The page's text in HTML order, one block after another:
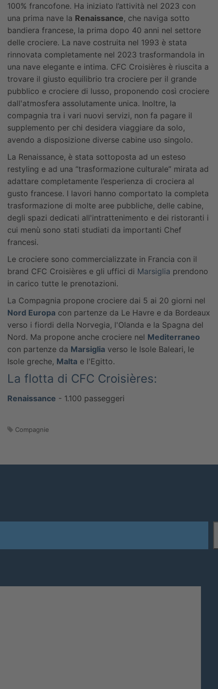
100% francofone. Ha iniziato l’attività nel 2023 con
una prima nave la Renaissance, che naviga sotto
bandiera francese, la prima dopo 40 anni nel settore
delle crociere. La nave costruita nel 1993 è stata
rinnovata completamente nel 2023 trasformandola in
una nave elegante e intima. CFC Croisières è riuscita a
trovare il giusto equilibrio tra crociere per il grande
pubblico e crociere di lusso, proponendo così crociere
dall'atmosfera assolutamente unica. Inoltre, la
compagnia tra i vari nuovi servizi, non fa pagare il
supplemento per chi desidera viaggiare da solo,
avendo a disposizione diverse cabine uso singolo.
La Renaissance, è stata sottoposta ad un esteso
restyling e ad una “trasformazione culturale” mirata ad
adattare completamente l’esperienza di crociera al
gusto francese. I lavori hanno comportato la completa
trasformazione di molte aree pubbliche, delle cabine,
degli spazi dedicati all'intrattenimento e dei ristoranti i
cui menù sono stati studiati da importanti Chef
francesi.
Le crociere sono commercializzate in Francia con il
brand CFC Croisières e gli uffici di Marsiglia prendono
in carico tutte le prenotazioni.
La Compagnia propone crociere dai 5 ai 20 giorni nel
Nord Europa con partenze da Le Havre e da Bordeaux
verso i fiordi della Norvegia, l'Olanda e la Spagna del
Nord. Ma propone anche crociere nel Mediterraneo
con partenze da Marsiglia verso le Isole Baleari, le
Isole greche, Malta e l'Egitto.
La flotta di CFC Croisières:
Renaissance - 1.100 passeggeri
Compagnie